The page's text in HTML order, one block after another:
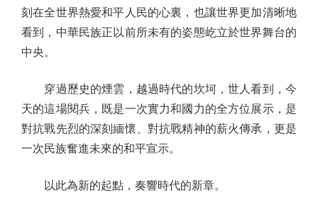
刻在全世界熱愛和平人民的心裏，也讓世界更加清晰地
看到，中華民族正以前所未有的姿態屹立於世界舞台的
中央。
穿過歷史的煙雲，越過時代的坎坷，世人看到，今
天的這場閱兵，既是一次實力和國力的全方位展示，是
對抗戰先烈的深刻緬懷、對抗戰精神的薪火傳承，更是
一次民族奮進未來的和平宣示。
以此為新的起點，奏響時代的新章。